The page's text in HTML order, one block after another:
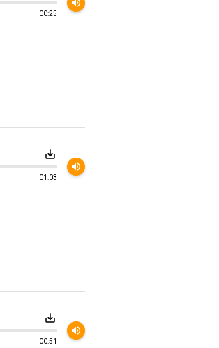
00:25
volume_up
save_alt
01:03
volume_up
save_alt
00:51
volume_up